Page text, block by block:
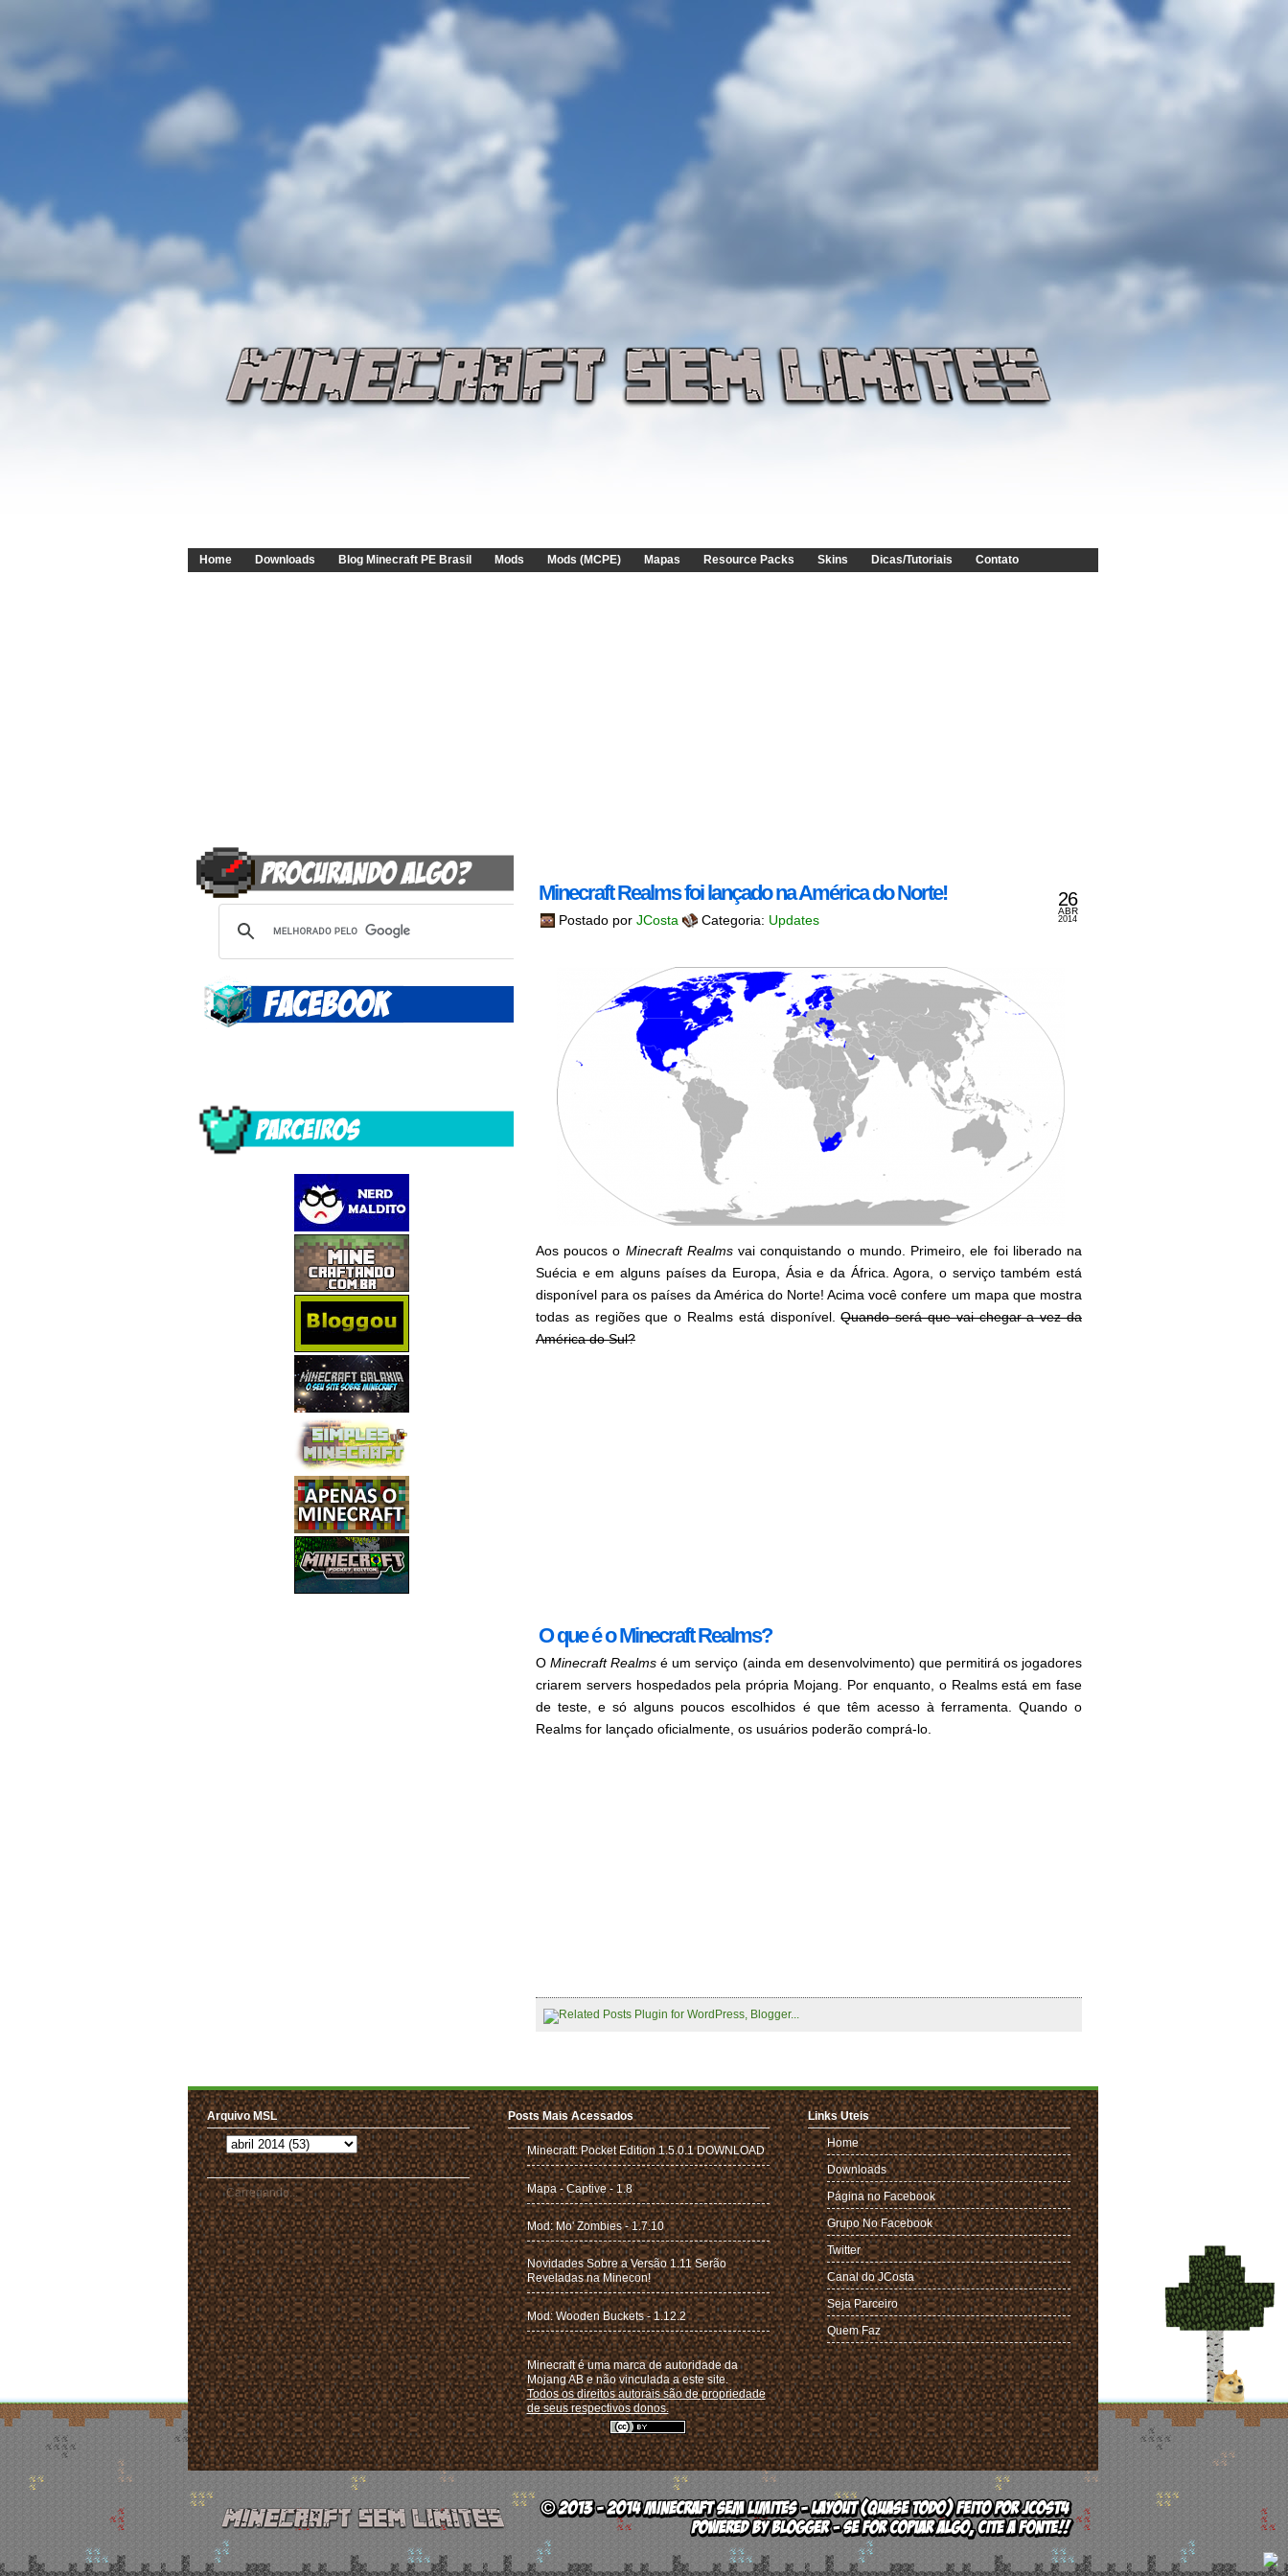
Home Downloads Blog Minecraft PE Brasil Mods Mods (MCPE) Mapas Resource Packs Skins Dicas/Tutoriais Contato
Minecraft Realms foi lançado na América do Norte!
Postado por JCosta Categoria: Updates
26
ABR
2014
Aos poucos o Minecraft Realmsvai conquistando o mundo. Primeiro, ele foi liberado na
Suécia e em alguns países da Europa, Ásia e da África. Agora, o serviço também está
disponível para os países da América do Norte! Acima você confere um mapa que mostra
todas as regiões que o Realms está disponível.Quando será que vai chegar a vez da
América do Sul?
O que é o Minecraft Realms?
OMinecraft Realms é um serviço (ainda em desenvolvimento) que permitirá os jogadores
criarem servers hospedados pela própria Mojang. Por enquanto, o Realms está em fase
de teste, e só alguns poucos escolhidos é que têm acesso à ferramenta. Quando o
Realms for lançado oficialmente, os usuários poderão comprá-lo.
Arquivo MSL
Carregando...
Posts Mais Acessados
Minecraft: Pocket Edition 1.5.0.1 DOWNLOAD
Mapa - Captive - 1.8
Mod: Mo' Zombies - 1.7.10
Novidades Sobre a Versão 1.11 Serão
Reveladas na Minecon!
Mod: Wooden Buckets - 1.12.2
Minecraft é uma marca de autoridade da
Mojang AB e não vinculada a este site.
Todos os direitos autorais são de propriedade
de seus respectivos donos.
Links Uteis
Home
Downloads
Página no Facebook
Grupo No Facebook
Twitter
Canal do JCosta
Seja Parceiro
Quem Faz